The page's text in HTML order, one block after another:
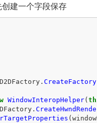
建一个字段保存
D2DFactory . CreateFactory
WindowInteropHelper(
.
(